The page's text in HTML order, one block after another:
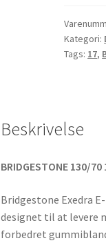
ZR
17
(62W)
Kategori:
Tags: 17,
Beskrivelse
BRIDGESTONE 130/70
Bridgestone Exedra
designet til at levere
forbedret